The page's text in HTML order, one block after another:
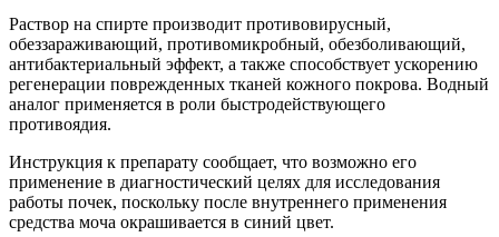
Раствор на спирте производит противовирусный,
обеззараживающий, противомикробный, обезболивающий,
антибактериальный эффект, а также способствует ускорению
регенерации поврежденных тканей кожного покрова. Водный
аналог применяется в роли быстродействующего
противоядия.
Инструкция к препарату сообщает, что возможно его
применение в диагностический целях для исследования
работы почек, поскольку после внутреннего применения
средства моча окрашивается в синий цвет.